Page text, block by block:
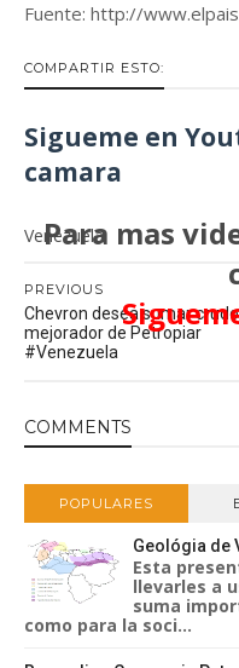
Fuente: http://
COMPARTIR ESTO:
Sigueme en
camara
Para mas
Venezuela
PREVIOUS
Chevron desea sumar
mejorador de Petropiar
#Venezuela
COMMENTS
POPULARES
Geológia de
Esta
llevarles a
suma
como para la soci...